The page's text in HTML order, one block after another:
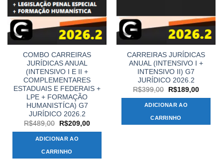
COMBO CARREIRAS
JURÍDICAS ANUAL
(INTENSIVO I E II +
COMPLEMENTARES
ESTADUAIS E FEDERAIS +
LPE + FORMAÇÃO
HUMANISTÍCA) G7
JURÍDICO 2026.2
R$489,00
O
original
era:
R$489,00.
R$209,00O
ADICIONAR AO
CARRINHO
CARREIRAS JURÍDICAS
ANUAL (INTENSIVO I +
INTENSIVO II) G7
JURÍDICO 2026.2
R$399,00
O
original
era:
R$399,00.
R$189,00O
ADICIONAR AO
CARRINHO